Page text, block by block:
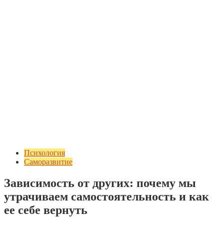
Психология
Саморазвитие
Зависимость от других: почему мы
утрачиваем самостоятельность и как
ее себе вернуть